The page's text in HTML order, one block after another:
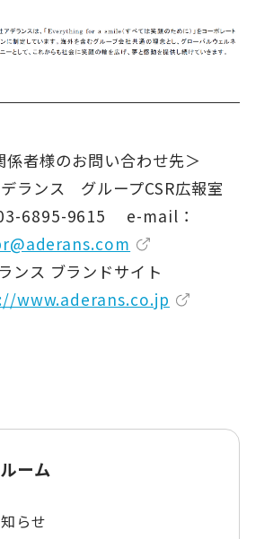
係者様のお問い合わせ先＞
ランス グループCSR広報室
6895-9615 e-mail：
ンス ブランドサイト
www.aderans.co.jp
ーム
らせ